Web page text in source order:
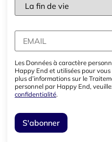
Les Données à caractère
Happy End et utilisées pour
plus d’informations sur le
personnel par Happy End,
confidentialité.